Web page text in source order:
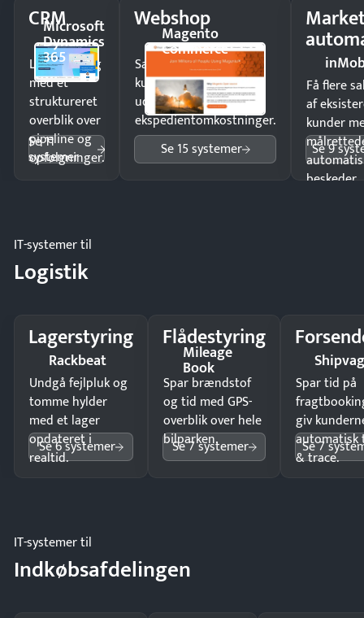
CRM
Microsoft
Dynamics
365
Luk flere salg
med et
struktureret
overblik over
pipeline og
opfølgninger.
Se 11
systemer
Webshop
Magento
Commerce
Sælg produkter 24/7 til
kunder i hele landet
uden
ekspedientomkostninger.
Se 15 systemer
Få flere
af
kunder
beskeder.
Se 9
IT-systemer til
Logistik
Lagerstyring
Rackbeat
Undgå fejlpluk og
tomme hylder
med et lager
opdateret i
realtid.
Se 6 systemer
Flådestyring
Mileage
Book
Spar brændstof
og tid med GPS-
overblik over hele
bilparken.
Se 7 systemer
Spar tid på
giv
automatisk
& trace.
Se 7
IT-systemer til
Indkøbsafdelingen